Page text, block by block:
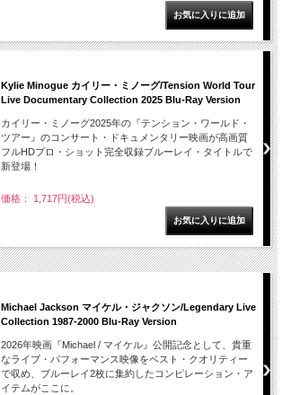
Kylie Minogue カイリー・ミノーグ/Tension World Tour
Live Documentary Collection 2025 Blu-Ray Version
カイリー・ミノーグ2025年の『テンション・ワールド・
ツアー』のコンサート・ドキュメンタリー映画が高画質
フルHDプロ・ショット完全収録ブルーレイ・タイトルで
新登場！
価格： 1,717円(税込)
Michael Jackson マイケル・ジャクソン/Legendary Live
Collection 1987-2000 Blu-Ray Version
2026年映画『Michael / マイケル』公開記念として、貴重
なライブ・パフォーマンス映像をベスト・クオリティー
で収め、ブルーレイ2枚に集約したコンピレーション・ア
イテムがここに。